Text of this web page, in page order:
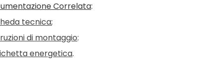
Correlata:
tecnica;
di montaggio:
energetica.